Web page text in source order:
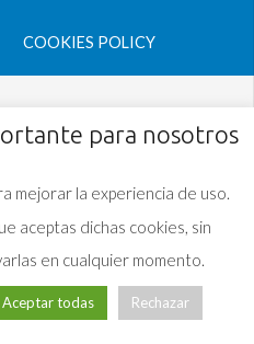
COOKIES POLICY
para nosotros
mejorar la experiencia de uso.
aceptas dichas cookies, sin
en cualquier momento.
Aceptar todas Rechazar